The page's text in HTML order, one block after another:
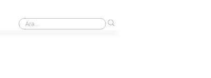
Ahşap ev mi pahalı beton ev mi?